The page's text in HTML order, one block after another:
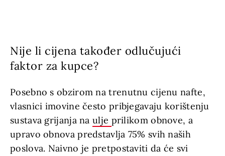
Nije li cijena također odlučujući
faktor za kupce?
Posebno s obzirom na trenutnu cijenu nafte,
vlasnici imovine često pribjegavaju korištenju
sustava grijanja naulje prilikom obnove, a
upravo obnova predstavlja 75% svih naših
poslova. Naivno je pretpostaviti da će svi